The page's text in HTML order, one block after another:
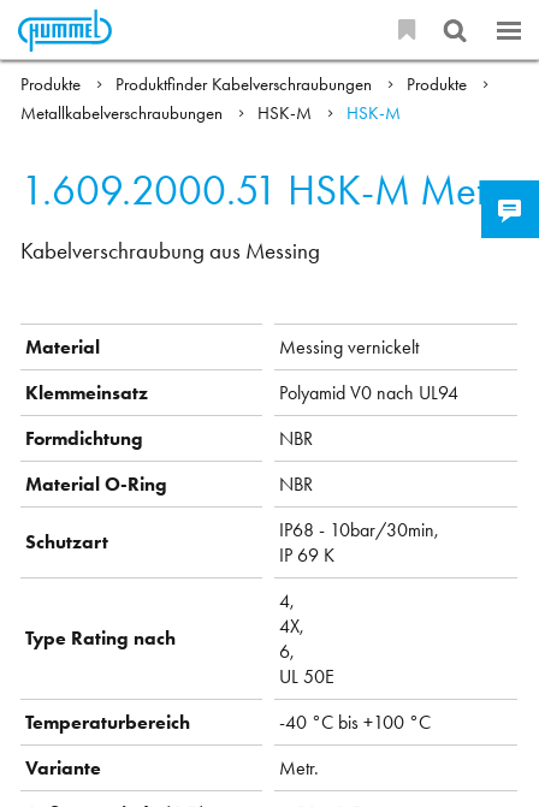
Produkte Produktfinder Kabelverschraubungen
Produkte
Metallkabelverschraubungen
HSK-M HSK-M
1.609.2000.51 HSK-M Metr.
Kabelverschraubung aus Messing
Material
Messing vernickelt
Klemmeinsatz
Polyamid V0 nach UL94
Formdichtung
NBR
Material O-Ring
NBR
Schutzart
IP68 - 10bar/30min,
IP 69 K
Type Rating nach
4,
4X,
6,
UL 50E
Temperaturbereich
-40 °C bis +100 °C
Variante
Metr.